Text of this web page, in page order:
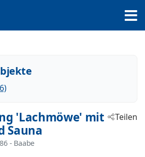
'Lachmöwe' mit
Sauna
- Baabe
Teilen